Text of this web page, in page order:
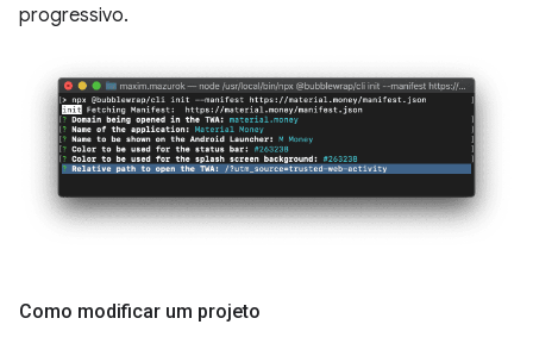
progressivo.
Como modificar um projeto